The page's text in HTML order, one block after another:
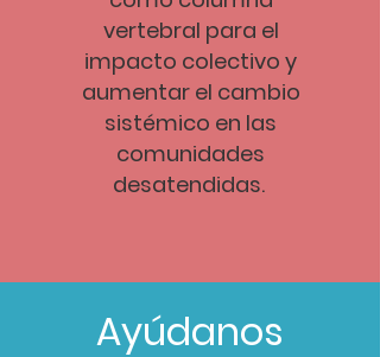
vertebral para el
impacto colectivo y
aumentar el cambio
sistémico en las
comunidades
desatendidas.
Ayúdanos